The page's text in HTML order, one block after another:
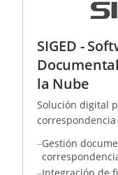
SIGED -
la Nube
Solución digital
–Gestión